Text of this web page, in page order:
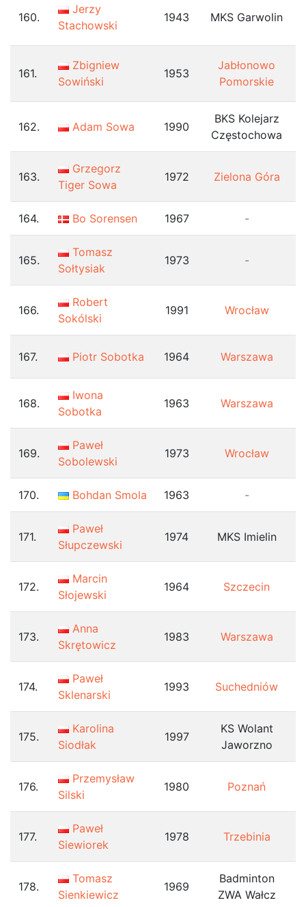
160.
Jerzy
Stachowski
1943 MKS Garwolin
161.
Zbigniew
Sowiński
1953
Jabłonowo
Pomorskie
162. Adam Sowa 1990
BKS Kolejarz
Częstochowa
163.
Grzegorz
Tiger Sowa
1972 Zielona Góra
164. Bo Sorensen 1967 -
165.
Tomasz
Sołtysiak
1973 -
166.
Robert
Sokólski
1991 Wrocław
167. Piotr Sobotka 1964 Warszawa
168.
Iwona
Sobotka
1963 Warszawa
169.
Paweł
Sobolewski
1973 Wrocław
170. Bohdan Smola 1963 -
171.
Paweł
Słupczewski
1974 MKS Imielin
172.
Marcin
Słojewski
1964 Szczecin
173.
Anna
Skrętowicz
1983 Warszawa
174.
Paweł
Sklenarski
1993 Suchedniów
175.
Karolina
Siodłak
1997
KS Wolant
Jaworzno
176.
Przemysław
Silski
1980 Poznań
177.
Paweł
Siewiorek
1978 Trzebinia
178.
Tomasz
Sienkiewicz
1969
Badminton
ZWA Wałcz